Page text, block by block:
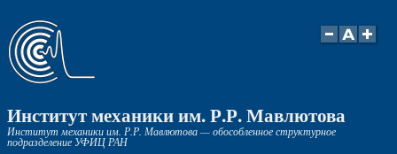
Перейти
основному
Институт механики им. Р.Р. Мавлютова
Институт механики им. Р.Р. Мавлютова — обособленное структурное
подразделение УФИЦ РАН